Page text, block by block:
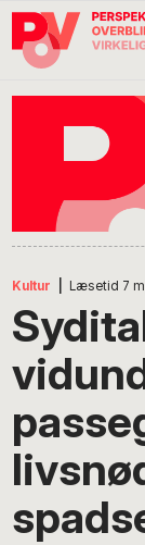
Gå
direkte
Skip
indhold
Gå
direkte
Kultur Læsetid 7